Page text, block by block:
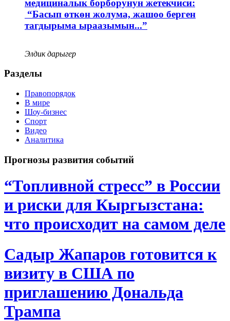
медициналык борборунун жетекчиси:​​​​​​​
“Басып өткөн жолума, жашоо берген
тагдырыма ыраазымын...”
Элдик дарыгер
Разделы
Правопорядок
В мире
Шоу-бизнес
Спорт
Видео
Аналитика
Прогнозы развития событий
“Топливной стресс” в России
и риски для Кыргызстана:
что происходит на самом деле
Садыр Жапаров готовится к
визиту в США по
приглашению Дональда
Трампа